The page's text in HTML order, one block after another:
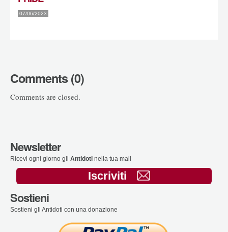
07/06/2023
Comments (0)
Comments are closed.
Newsletter
Ricevi ogni giorno gli Antidoti nella tua mail
Iscriviti
Sostieni
Sostieni gli Antidoti con una donazione